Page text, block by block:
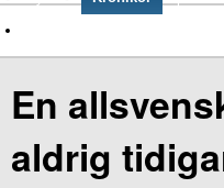
En
aldrig